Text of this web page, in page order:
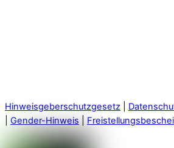
Hinweisgeberschutzgesetz
Gender-Hinweis